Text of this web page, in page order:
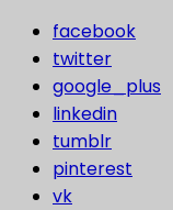
facebook
twitter
google_plus
linkedin
tumblr
pinterest
vk